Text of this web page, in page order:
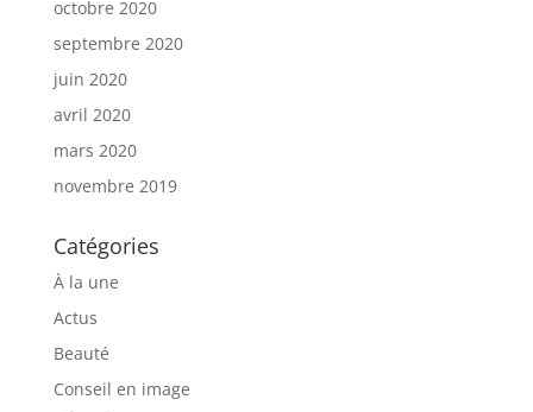
octobre 2020
septembre 2020
juin 2020
avril 2020
mars 2020
novembre 2019
Catégories
À la une
Actus
Beauté
Conseil en image